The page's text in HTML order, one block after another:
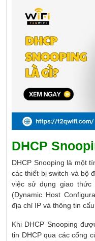
DHCP
DHCP Snooping là một
các thiết bị switch và bộ
việc sử dụng giao thức
(Dynamic Host
địa chỉ IP và thông tin
Khi DHCP Snooping
tin DHCP qua các cổng